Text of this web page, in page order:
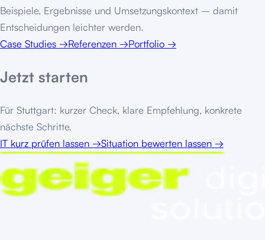
Beispiele, Ergebnisse und Umsetzungskontext – damit
Entscheidungen leichter werden.
Case Studies →Referenzen →Portfolio →
Jetzt starten
Für Stuttgart: kurzer Check, klare Empfehlung, konkrete
nächste Schritte.
IT kurz prüfen lassen →Situation bewerten lassen →